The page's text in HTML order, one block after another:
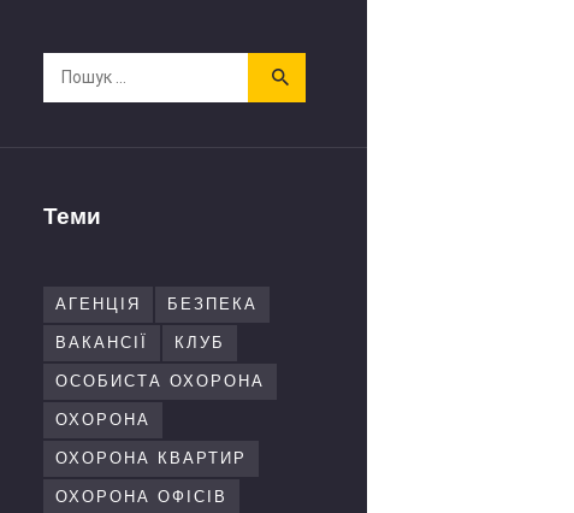
Пошук:
Теми
АГЕНЦІЯ БЕЗПЕКА
ВАКАНСІЇ КЛУБ
ОСОБИСТА ОХОРОНА
ОХОРОНА
ОХОРОНА КВАРТИР
ОХОРОНА ОФІСІВ